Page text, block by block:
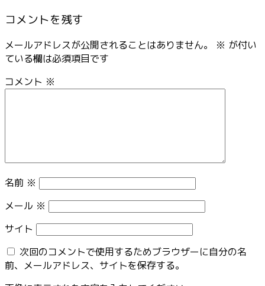
コメントを残す
メールアドレスが公開されることはありません。 ※ が付い
ている欄は必須項目です
コメント ※
名前 ※
メール ※
サイト
次回のコメントで使用するためブラウザーに自分の名
前、メールアドレス、サイトを保存する。